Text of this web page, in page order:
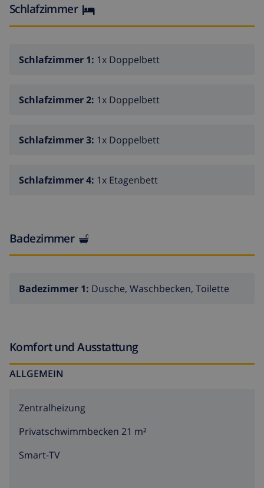
Die Gäste haben außerdem Zugang zu den Anlagen
bereitgestellten Karte.
Ein perfekter Ort, um sich zu
entspannen, das schöne
Wetter zu genießen und unvergessliche Momente
Schlafzimmer
Schlafzimmer 1: 1x Doppelbett
Schlafzimmer 2: 1x Doppelbett
Schlafzimmer 3: 1x Doppelbett
Schlafzimmer 4: 1x Etagenbett
Badezimmer
Badezimmer 1: Dusche, Waschbecken, Toilette
Komfort und Ausstattung
ALLGEMEIN
Zentralheizung
Privatschwimmbecken 21 m²
Smart-TV